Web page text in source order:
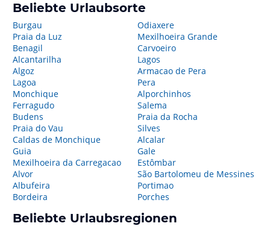
Beliebte Urlaubsorte
Burgau
Praia da Luz
Benagil
Alcantarilha
Algoz
Lagoa
Monchique
Ferragudo
Budens
Praia do Vau
Caldas de Monchique
Guia
Mexilhoeira da Carregacao
Alvor
Albufeira
Bordeira
Odiaxere
Mexilhoeira Grande
Carvoeiro
Lagos
Armacao de Pera
Pera
Alporchinhos
Salema
Praia da Rocha
Silves
Alcalar
Gale
Estômbar
São Bartolomeu de Messines
Portimao
Porches
Beliebte Urlaubsregionen